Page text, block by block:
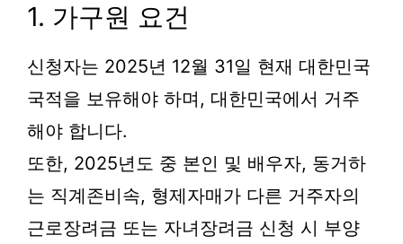
1. 가구원 요건
신청자는 2025년 12월 31일 현재 대한민국
국적을 보유해야 하며, 대한민국에서 거주
해야 합니다.
또한, 2025년도 중 본인 및 배우자, 동거하
는 직계존비속, 형제자매가 다른 거주자의
근로장려금 또는 자녀장려금 신청 시 부양